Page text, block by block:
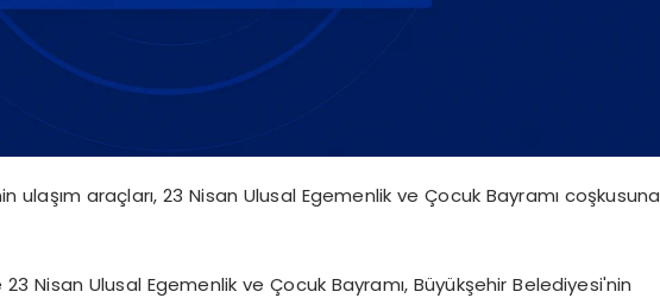
ulaşım araçları, 23 Nisan Ulusal Egemenlik ve Çocuk Bayramı coşkusuna
Nisan Ulusal Egemenlik ve Çocuk Bayramı, Büyükşehir Belediyesi'nin